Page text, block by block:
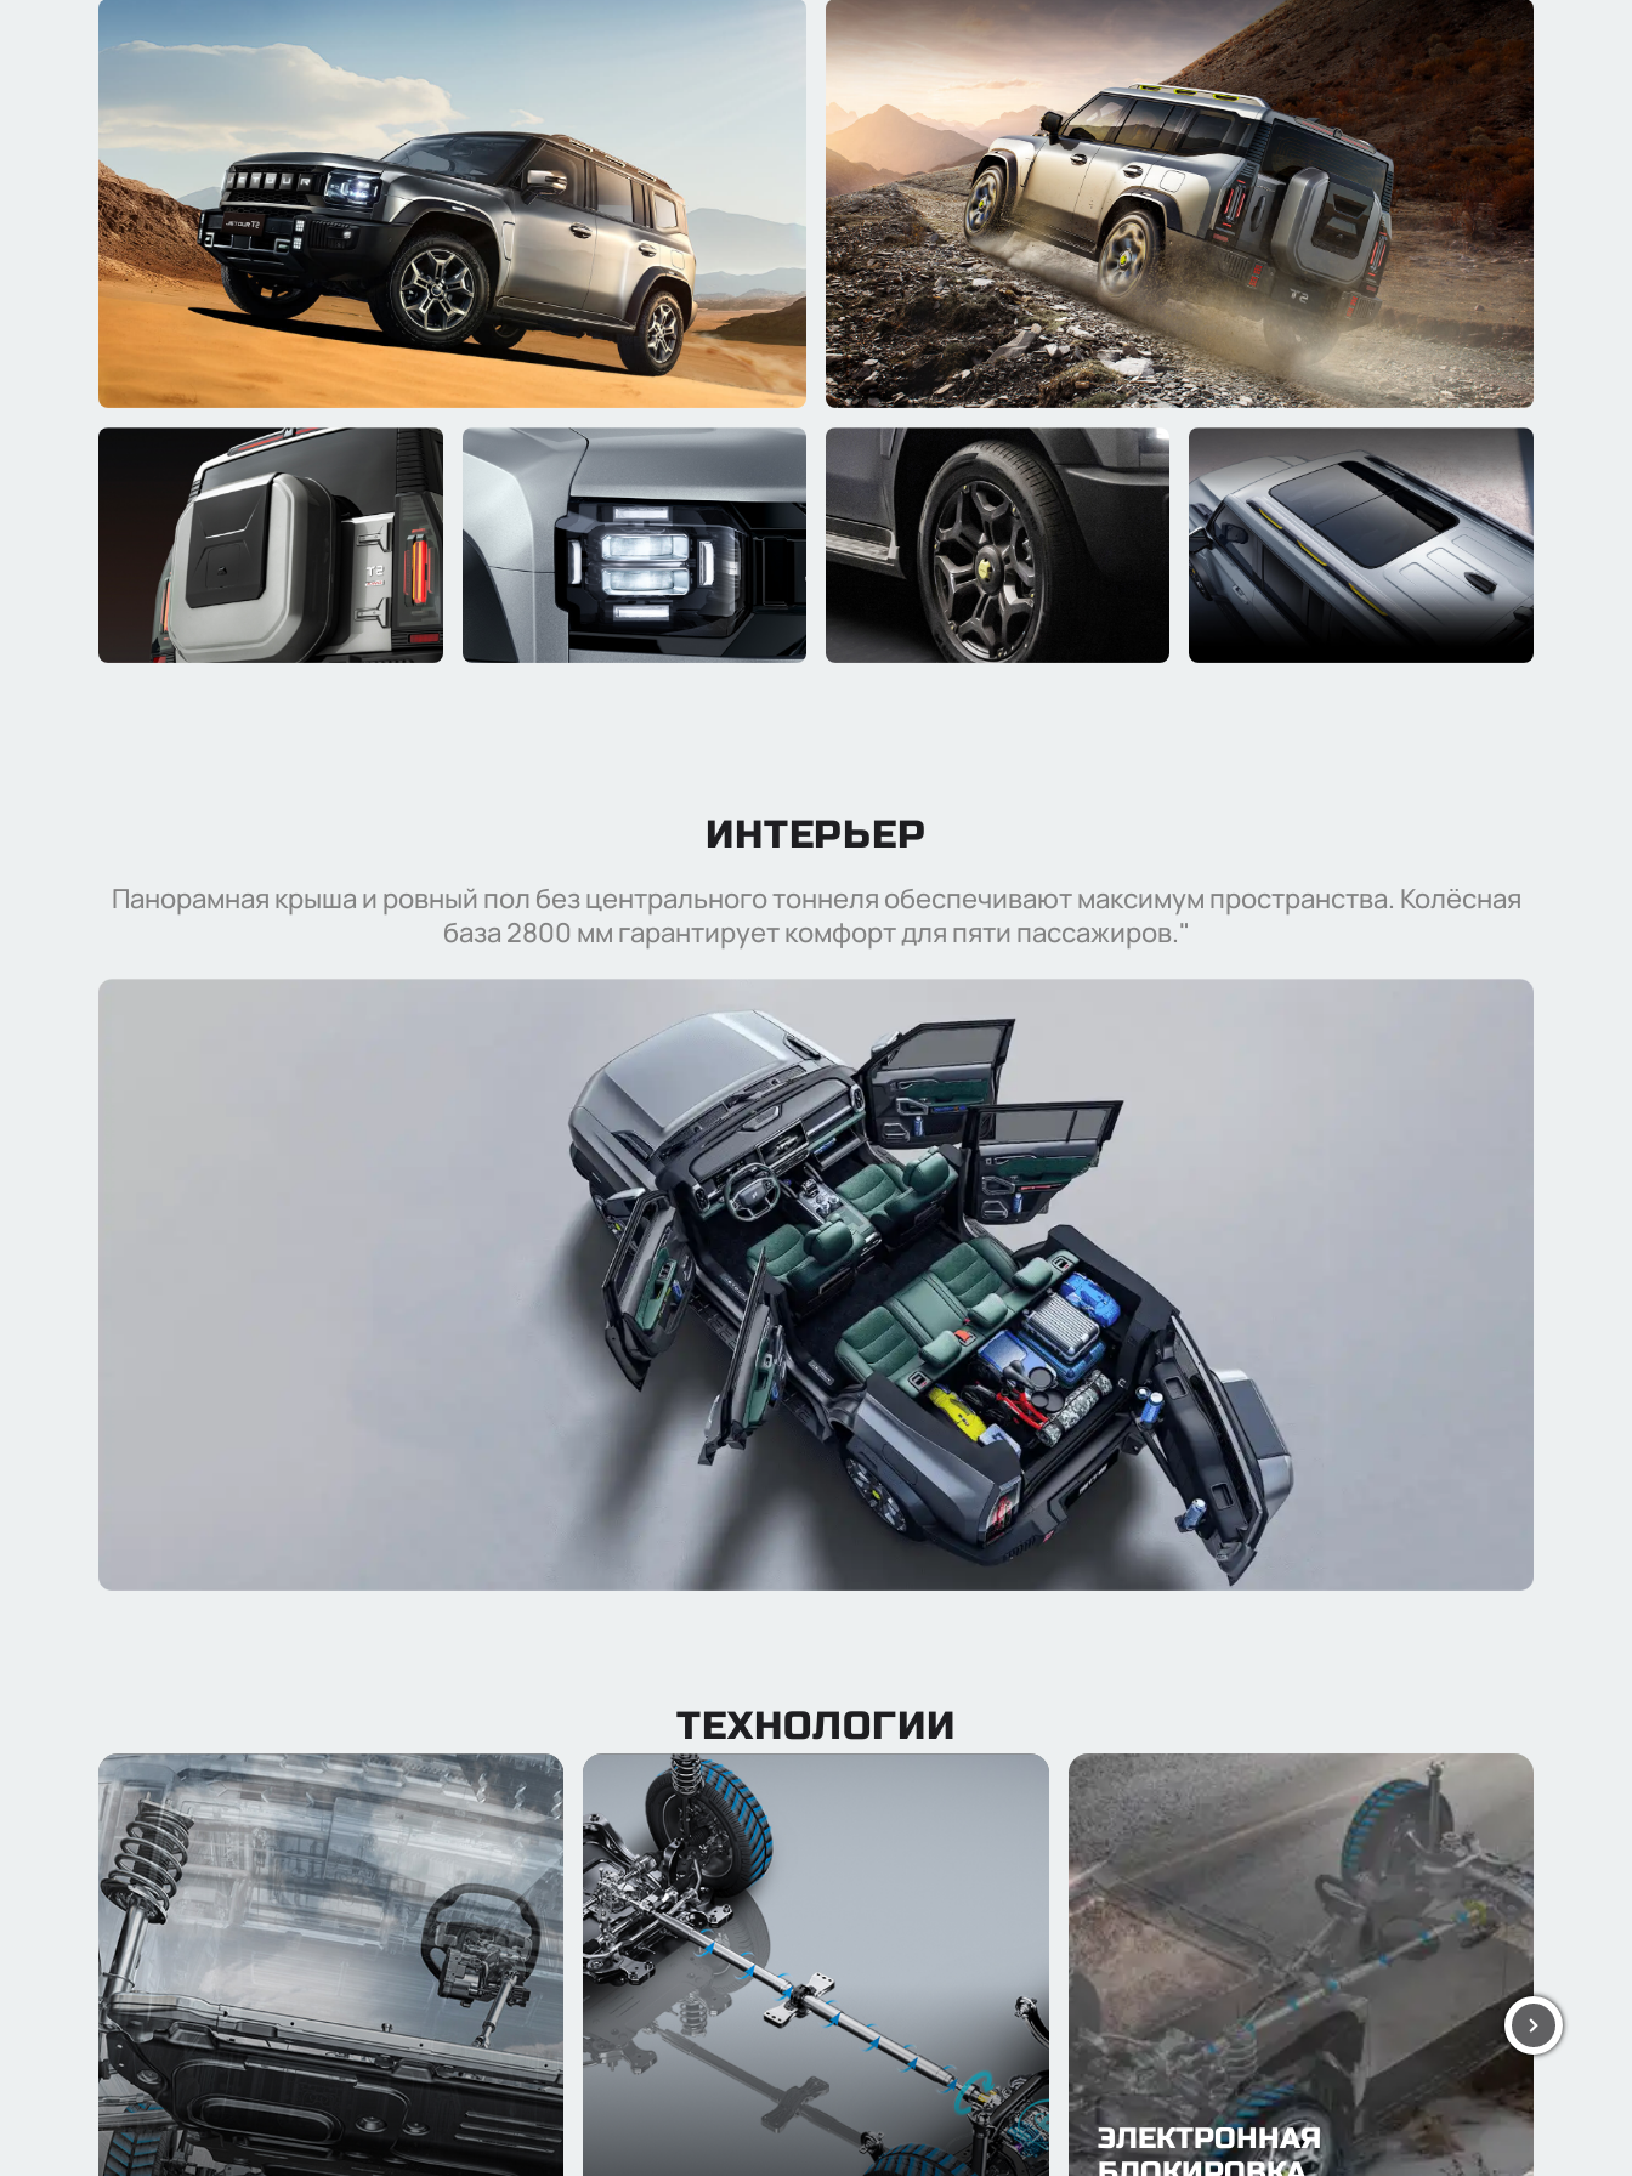
Отправить
Нажимая кнопку “Отправить”, я соглашаюсь на
ИНТЕРЬЕР
Панорамная крыша и ровный пол без центрального тоннеля обеспечивают максимум пространства. Колёсная
база 2800 мм гарантирует комфорт для пяти пассажиров."
ТЕХНОЛОГИИ
ЭЛЕКТРОННАЯ